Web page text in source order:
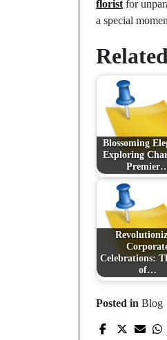
florist for
a special
Blossoming
Exploring
Celebrations:
of…
Posted in Blog